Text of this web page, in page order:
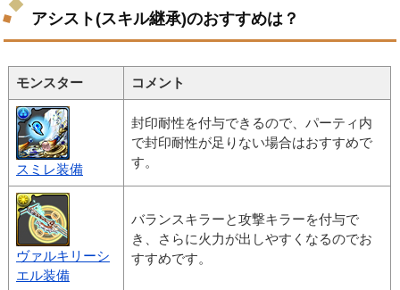
アシスト(スキル継承)のおすすめは？
モンスター コメント
スミレ装備
封印耐性を付与できるので、パーティ内
で封印耐性が足りない場合はおすすめで
す。
ヴァルキリーシ
エル装備
バランスキラーと攻撃キラーを付与で
き、さらに火力が出しやすくなるのでお
すすめです。